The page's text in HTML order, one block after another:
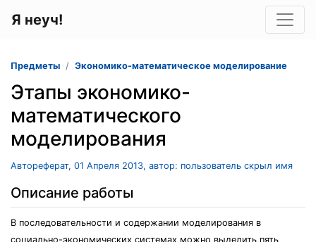
Я неуч!
Предметы Экономико-математическое моделирование
Этапы экономико-
математического
моделирования
Автореферат, 01 Апреля 2013, автор: пользователь скрыл имя
Описание работы
В последовательности и содержании моделирования в
социально-экономических системах можно выделить пять